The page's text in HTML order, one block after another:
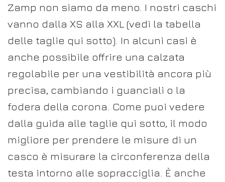
Zamp non siamo da meno. I nostri caschi
vanno dalla XS alla XXL (vedi la tabella
delle taglie qui sotto). In alcuni casi è
anche possibile offrire una calzata
regolabile per una vestibilità ancora più
precisa, cambiando i guanciali o la
fodera della corona. Come puoi vedere
dalla guida alle taglie qui sotto, il modo
migliore per prendere le misure di un
casco è misurare la circonferenza della
testa intorno alle sopracciglia. È anche